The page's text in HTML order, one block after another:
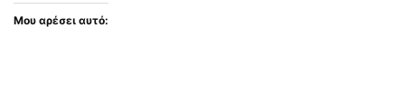
Μου αρέσει αυτό: